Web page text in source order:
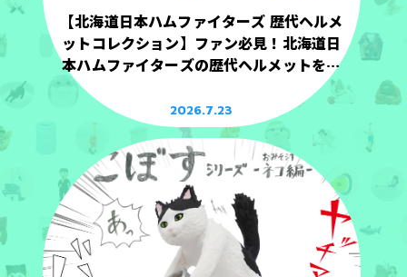
【北海道日本ハムファイターズ 歴代ヘルメ
ットコレクション】ファン必見！北海道日
本ハムファイターズの歴代ヘルメットを手
2026.7.23